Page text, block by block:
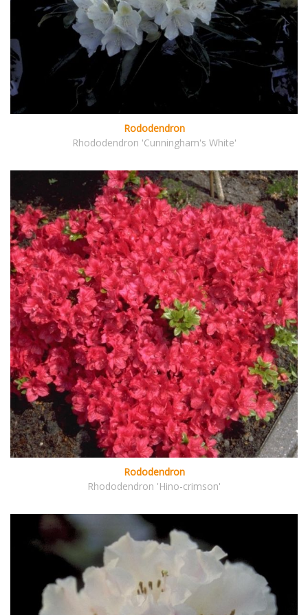
Rododendron
Rhododendron 'Cunningham's White'
Rododendron
Rhododendron 'Hino-crimson'